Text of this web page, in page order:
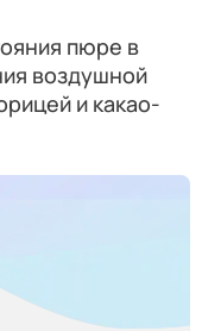
пюре в
воздушной
и какао-